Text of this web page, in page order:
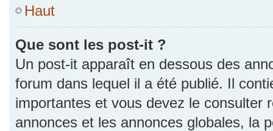
Haut
Que sont les post-it ?
Un post-it apparaît en dessous des
forum dans lequel il a été publié. Il
importantes et vous devez le consulter
annonces et les annonces globales, la